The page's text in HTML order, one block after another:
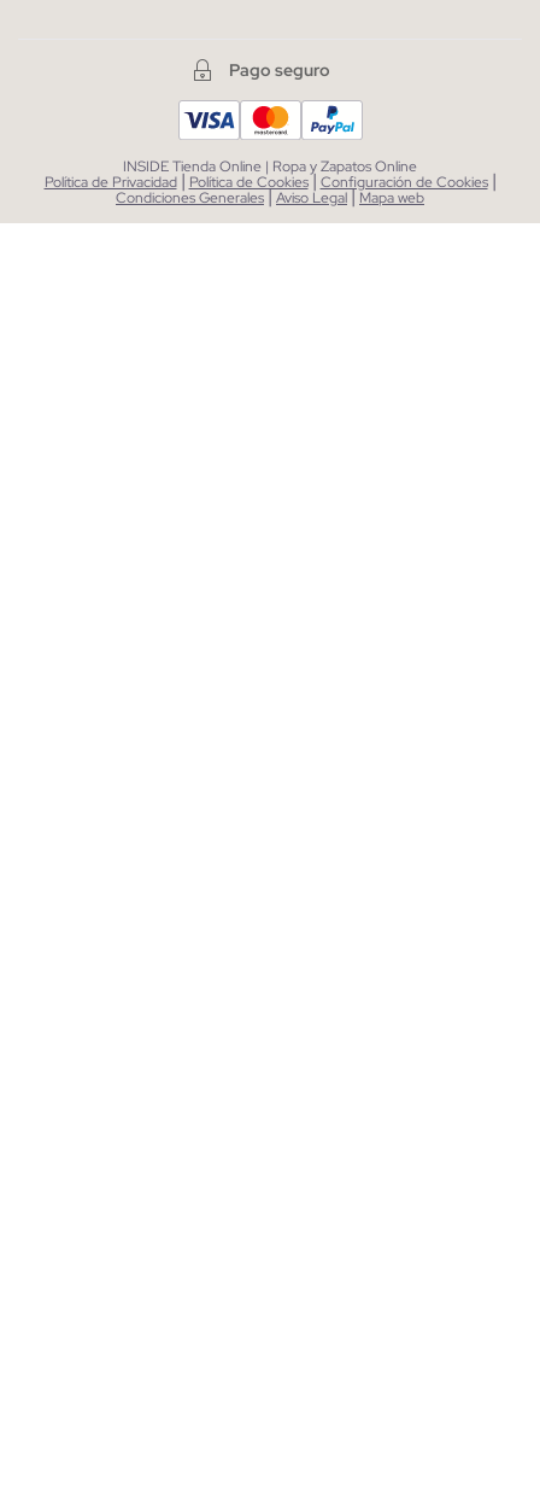
Pago seguro
INSIDE Tienda Online | Ropa y Zapatos Online
Política de Privacidad | Política de Cookies| Configuración de Cookies |
Condiciones Generales|Aviso Legal| Mapa web